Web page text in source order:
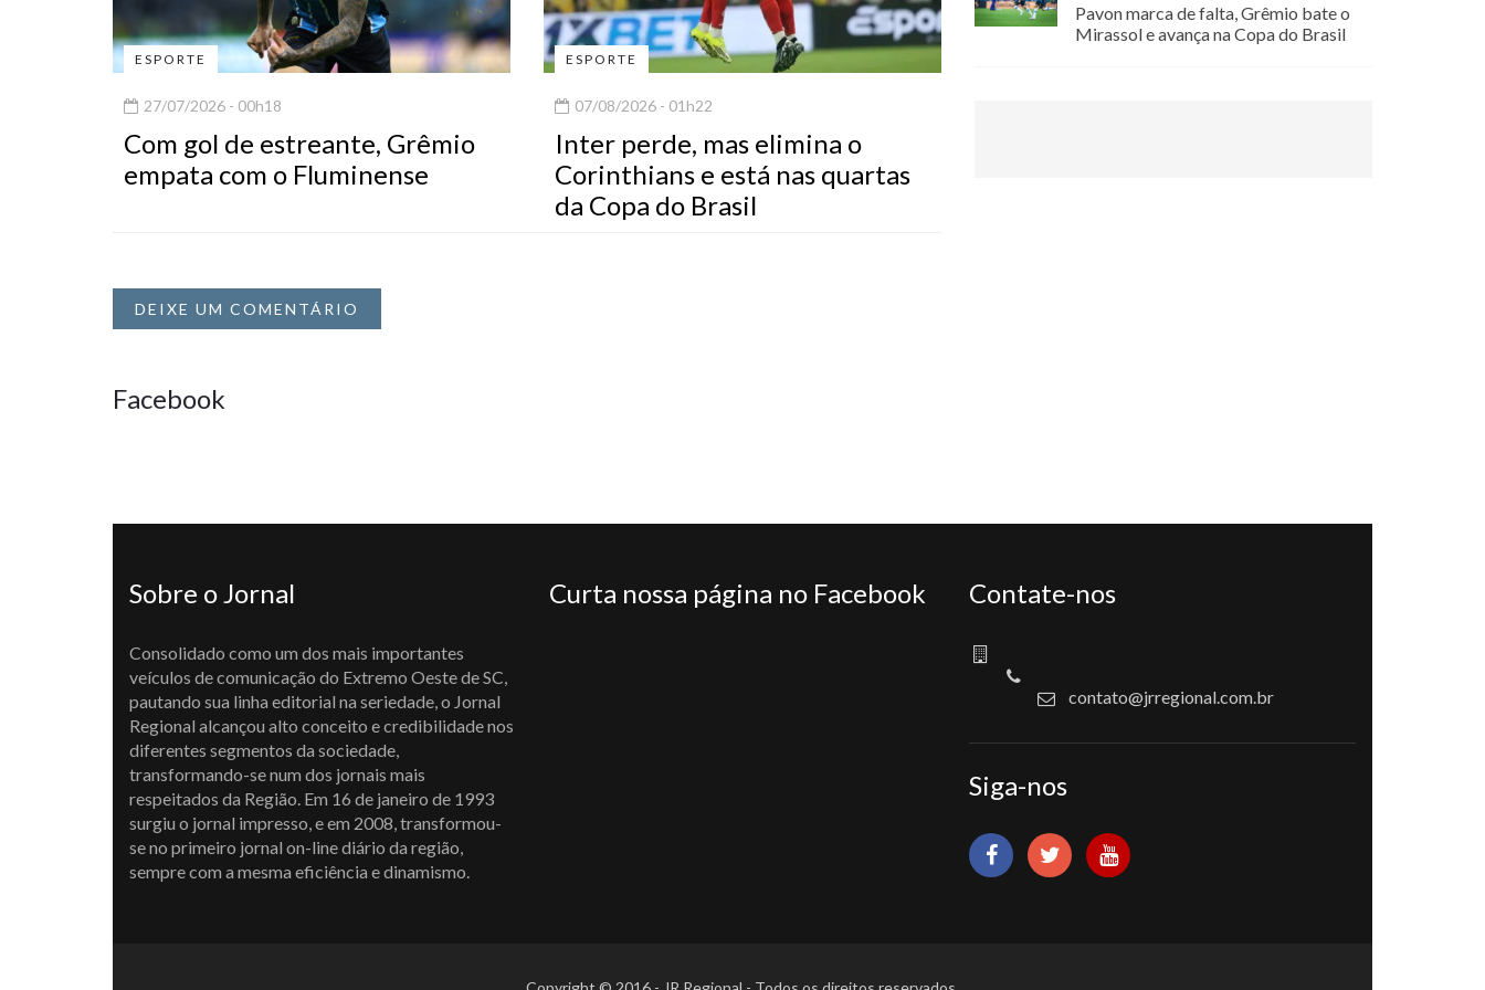
ESPORTE
27/07/2026 - 00h18
Com gol de estreante, Grêmio
empata com o Fluminense
ESPORTE
07/08/2026 - 01h22
Inter perde, mas elimina o
Corinthians e está nas quartas
da Copa do Brasil
DEIXE UM COMENTÁRIO
Facebook
Pavon marca de falta, Grêmio bate o
Mirassol e avança na Copa do Brasil
Sobre o Jornal
Consolidado como um dos mais importantes
veículos de comunicação do Extremo Oeste de SC,
pautando sua linha editorial na seriedade, o Jornal
Regional alcançou alto conceito e credibilidade nos
diferentes segmentos da sociedade,
transformando-se num dos jornais mais
respeitados da Região. Em 16 de janeiro de 1993
surgiu o jornal impresso, e em 2008, transformou-
se no primeiro jornal on-line diário da região,
sempre com a mesma eficiência e dinamismo.
Curta nossa página no Facebook Contate-nos
contato@jrregional.com.br
Siga-nos